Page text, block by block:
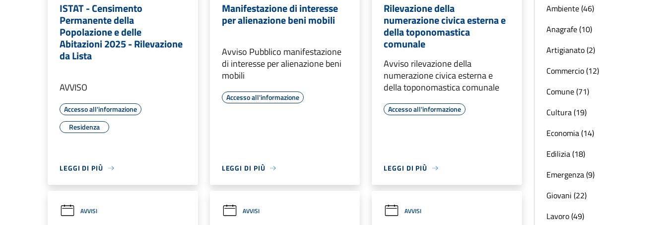
ISTAT - Censimento
Permanente della
Popolazione e delle
Abitazioni 2025 - Rilevazione
da Lista
AVVISO
Accesso all'informazione
Residenza
LEGGI DI PIÙ
Manifestazione di interesse
per alienazione beni mobili
Avviso Pubblico manifestazione
di interesse per alienazione beni
mobili
Accesso all'informazione
LEGGI DI PIÙ
Rilevazione della
numerazione civica esterna e
della toponomastica
comunale
Avviso rilevazione della
numerazione civica esterna e
della toponomastica comunale
Accesso all'informazione
LEGGI DI PIÙ
AVVISI AVVISI AVVISI
Ambiente (46)
Anagrafe (10)
Artigianato (2)
Commercio (12)
Comune (71)
Cultura (19)
Economia (14)
Edilizia (18)
Emergenza (9)
Giovani (22)
Lavoro (49)